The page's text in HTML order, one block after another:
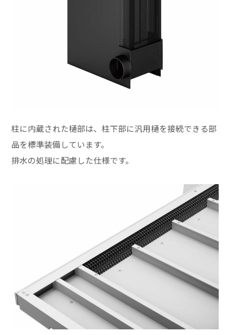
柱に内蔵された樋部は、柱下部に汎用樋を接続できる部
品を標準装備しています。
排水の処理に配慮した仕様です。